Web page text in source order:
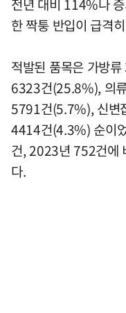
전년 대비 114%나
한 짝퉁 반입이 급격
적발된 품목은 가방
6323건(25.8%), 의
5791건(5.7%), 신변
4414건(4.3%) 순이
건, 2023년 752건에
다.